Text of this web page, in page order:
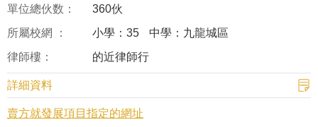
單位總伙数： 360伙
律師樓： 的近律師行
所屬校網 ： 小學：35 中學：九龍城區
詳細資料
賣方就發展項目指定的網址